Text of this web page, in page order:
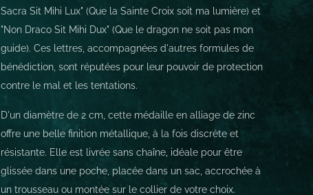
Sacra Sit Mihi Lux" (Que la Sainte Croix soit ma lumière) et
"Non Draco Sit Mihi Dux" (Que le dragon ne soit pas mon
guide). Ces lettres, accompagnées d'autres formules de
bénédiction, sont réputées pour leur pouvoir de protection
contre le mal et les tentations.
D'un diamètre de 2 cm, cette médaille en alliage de zinc
offre une belle finition métallique, à la fois discrète et
résistante. Elle est livrée sans chaîne, idéale pour être
glissée dans une poche, placée dans un sac, accrochée à
un trousseau ou montée sur le collier de votre choix.